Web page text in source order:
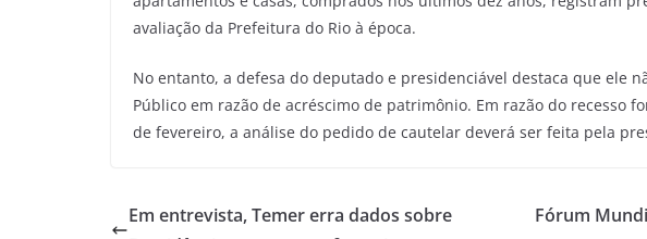
avaliação da Prefeitura do Rio à época.
No entanto, a defesa do deputado e presidenciável destaca que ele
Público em razão de acréscimo de patrimônio. Em razão do recesso
de fevereiro, a análise do pedido de cautelar deverá ser feita pela
Em entrevista, Temer erra dados sobre
Fórum